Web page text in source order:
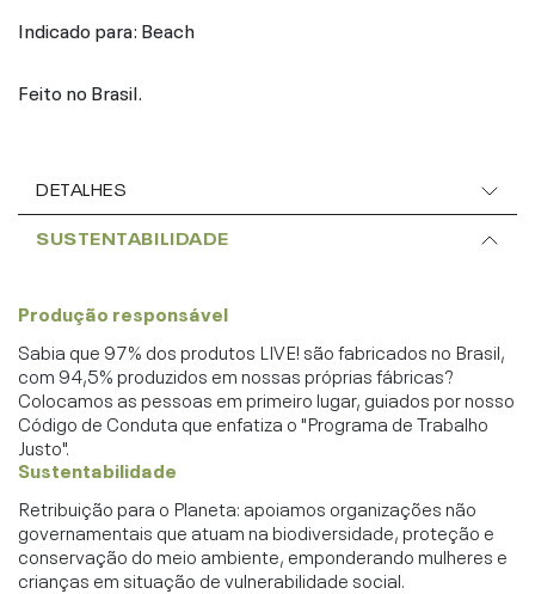
Indicado para: Beach
Feito no Brasil.
DETALHES
SUSTENTABILIDADE
Produção responsável
Sabia que 97% dos produtos LIVE! são fabricados no Brasil,
com 94,5% produzidos em nossas próprias fábricas?
Colocamos as pessoas em primeiro lugar, guiados por nosso
Código de Conduta que enfatiza o "Programa de Trabalho
Justo".
Sustentabilidade
Retribuição para o Planeta: apoiamos organizações não
governamentais que atuam na biodiversidade, proteção e
conservação do meio ambiente, emponderando mulheres e
crianças em situação de vulnerabilidade social.